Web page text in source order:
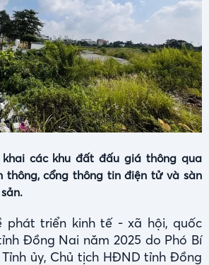
các khu đất đấu giá thông qua
thông, cổng thông tin điện tử và sàn
phát triển kinh tế - xã hội, quốc
Đồng Nai năm 2025 do Phó Bí
ủy, Chủ tịch HĐND tỉnh Đồng